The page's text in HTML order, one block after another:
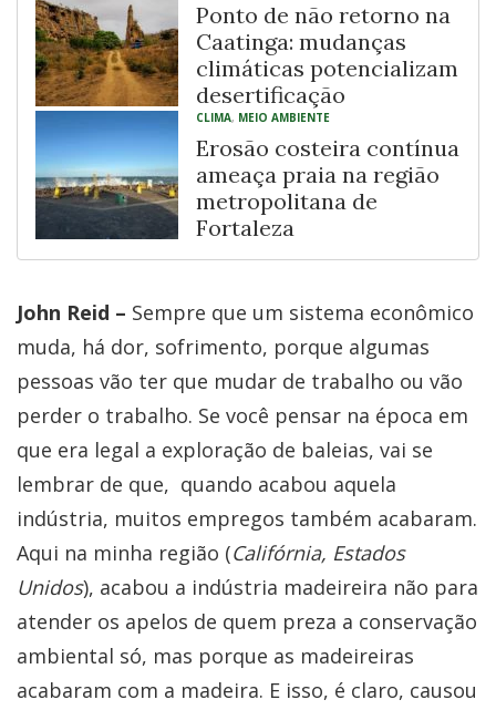
Ponto de não retorno na
Caatinga: mudanças
climáticas potencializam
desertificação
CLIMA, MEIO AMBIENTE
Erosão costeira contínua
ameaça praia na região
metropolitana de
Fortaleza
John Reid – Sempre que um sistema econômico
muda, há dor, sofrimento, porque algumas
pessoas vão ter que mudar de trabalho ou vão
perder o trabalho. Se você pensar na época em
que era legal a exploração de baleias, vai se
lembrar de que, quando acabou aquela
indústria, muitos empregos também acabaram.
Aqui na minha região (Califórnia, Estados
Unidos), acabou a indústria madeireira não para
atender os apelos de quem preza a conservação
ambiental só, mas porque as madeireiras
acabaram com a madeira. E isso, é claro, causou